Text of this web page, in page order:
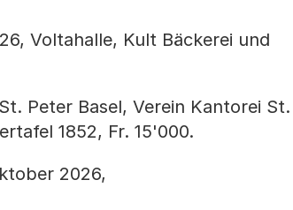
Voltahalle, Kult Bäckerei und
Peter Basel, Verein Kantorei St.
1852, Fr. 15'000.
2026,